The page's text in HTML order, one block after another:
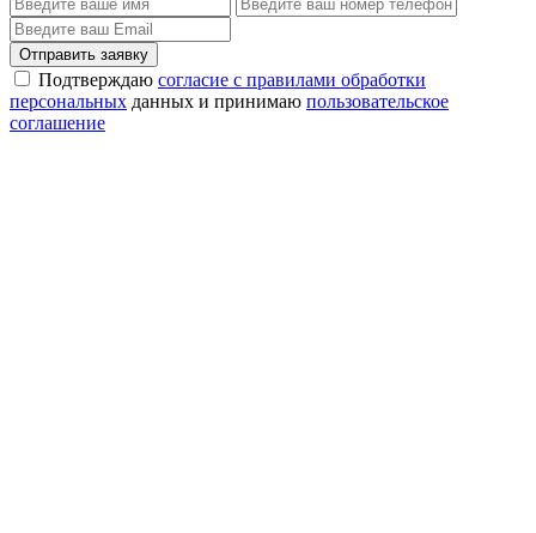
Отправить заявку
Подтверждаю согласие с правилами обработки
персональных данных и принимаю пользовательское
соглашение